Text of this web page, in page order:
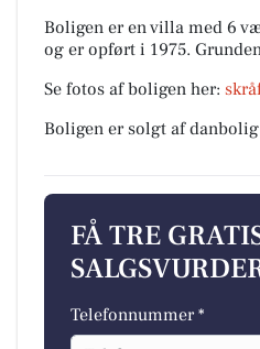
Boligen er en villa med 6
og er opført i 1975.
Se fotos af boligen her:
Boligen er solgt af
FÅ TRE
Telefonnummer *